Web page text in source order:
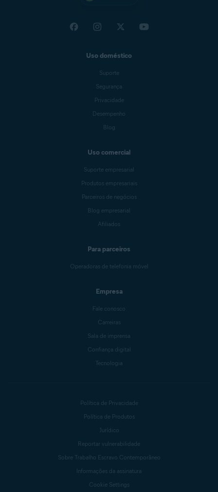
Uso doméstico
Suporte
Segurança
Privacidade
Desempenho
Blog
Uso comercial
Suporte empresarial
Produtos empresariais
Parceiros de negócios
Blog empresarial
Afiliados
Para parceiros
Operadoras de telefonia móvel
Empresa
Fale conosco
Carreiras
Sala de imprensa
Confiança digital
Tecnologia
Política de Privacidade
Política de Produtos
Jurídico
Reportar vulnerabilidade
Sobre Trabalho Escravo Contemporâneo
Informações da assinatura
Cookie Settings